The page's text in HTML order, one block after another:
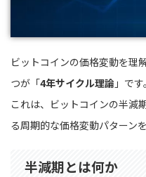
ビットコインの価格変動を理
つが「4年サイクル理論 」です。
これは、ビットコインの半減
る周期的な価格変動パターンを
半減期とは何か